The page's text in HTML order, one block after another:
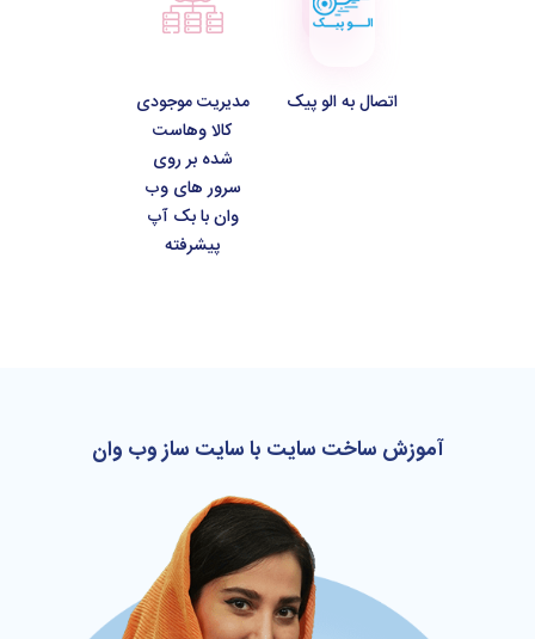
اتصال به الو پیک
مدیریت موجودی
کالا وهاست
شده بر روی
سرور های وب
وان با بک آپ
پیشرفته
آموزش ساخت سایت با سایت ساز وب وان